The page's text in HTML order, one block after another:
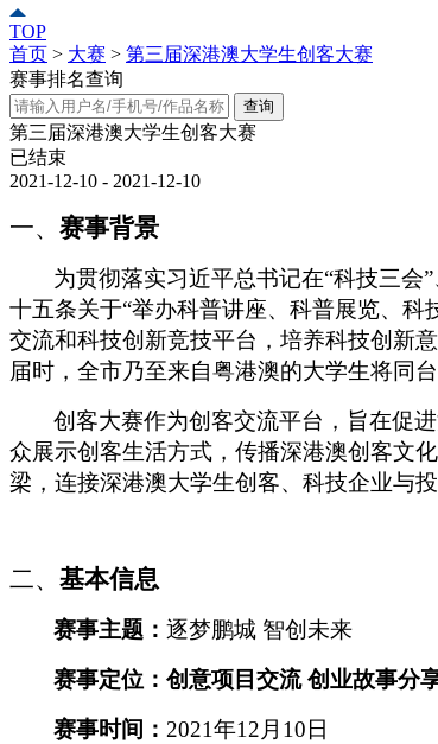
TOP
首页 > 大赛 > 第三届深港澳大学生创客大赛
赛事排名查询
第三届深港澳大学生创客大赛
已结束
2021-12-10 - 2021-12-10
一、 赛事背景
为贯彻落实习近平总书记在“科技三会
十五条关于“举办科普讲座、科普展览、
交流和科技创新竞技平台，培养科技创新
届时，全市乃至来自粤港澳的大学生将同
创客大赛作为创客交流平台，旨在促
众展示创客生活方式，传播深港澳创客文
梁，连接深港澳大学生创客、科技企业与
二、 基本信息
赛事主题 ： 逐梦鹏城 智创未来
赛事定位：创意项目交流创业故事分
赛事时间： 2021年12月10日